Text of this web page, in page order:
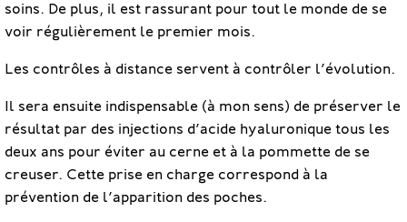
soins. De plus, il est rassurant pour tout le monde de se
voir régulièrement le premier mois.
Les contrôles à distance servent à contrôler l’évolution.
Il sera ensuite indispensable (à mon sens) de préserver le
résultat par des injections d’acide hyaluronique tous les
deux ans pour éviter au cerne et à la pommette de se
creuser. Cette prise en charge correspond à la
prévention de l’apparition des poches.